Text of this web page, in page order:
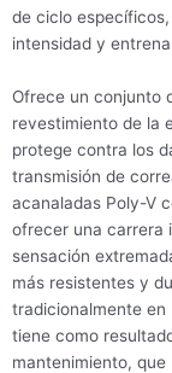
de ciclo
intensidad y
Ofrece un conjunto
revestimiento de la
protege contra los
transmisión de
acanaladas Poly-V
ofrecer una carrera
sensación
más resistentes y
tradicionalmente en
tiene como
mantenimiento,